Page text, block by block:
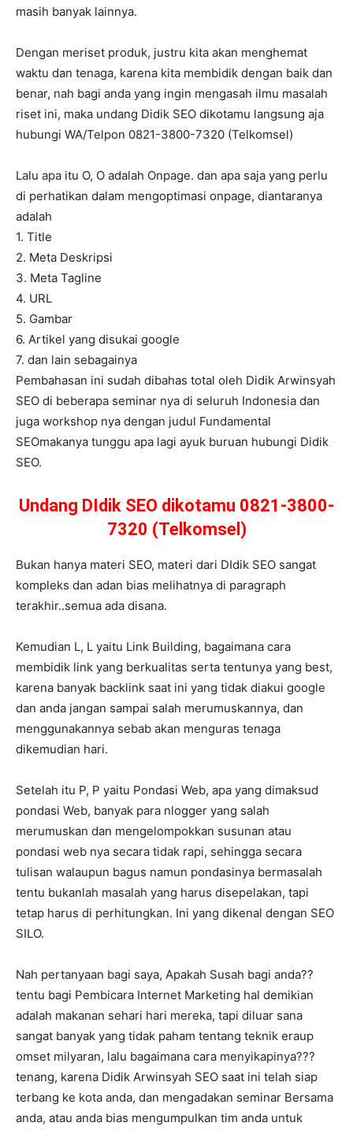
masih banyak lainnya.
Dengan meriset produk, justru kita akan menghemat
waktu dan tenaga, karena kita membidik dengan baik dan
benar, nah bagi anda yang ingin mengasah ilmu masalah
riset ini, maka undang Didik SEO dikotamu langsung aja
hubungi WA/Telpon 0821-3800-7320 (Telkomsel)
Lalu apa itu O, O adalah Onpage. dan apa saja yang perlu
di perhatikan dalam mengoptimasi onpage, diantaranya
adalah
1. Title
2. Meta Deskripsi
3. Meta Tagline
4. URL
5. Gambar
6. Artikel yang disukai google
7. dan lain sebagainya
Pembahasan ini sudah dibahas total oleh Didik Arwinsyah
SEO di beberapa seminar nya di seluruh Indonesia dan
juga workshop nya dengan judul Fundamental
SEOmakanya tunggu apa lagi ayuk buruan hubungi Didik
SEO.
Undang DIdik SEO dikotamu 0821-3800-
7320 (Telkomsel)
Bukan hanya materi SEO, materi dari DIdik SEO sangat
kompleks dan adan bias melihatnya di paragraph
terakhir..semua ada disana.
Kemudian L, L yaitu Link Building, bagaimana cara
membidik link yang berkualitas serta tentunya yang best,
karena banyak backlink saat ini yang tidak diakui google
dan anda jangan sampai salah merumuskannya, dan
menggunakannya sebab akan menguras tenaga
dikemudian hari.
Setelah itu P, P yaitu Pondasi Web, apa yang dimaksud
pondasi Web, banyak para nlogger yang salah
merumuskan dan mengelompokkan susunan atau
pondasi web nya secara tidak rapi, sehingga secara
tulisan walaupun bagus namun pondasinya bermasalah
tentu bukanlah masalah yang harus disepelakan, tapi
tetap harus di perhitungkan. Ini yang dikenal dengan SEO
SILO.
Nah pertanyaan bagi saya, Apakah Susah bagi anda??
tentu bagi Pembicara Internet Marketing hal demikian
adalah makanan sehari hari mereka, tapi diluar sana
sangat banyak yang tidak paham tentang teknik eraup
omset milyaran, lalu bagaimana cara menyikapinya???
tenang, karena Didik Arwinsyah SEO saat ini telah siap
terbang ke kota anda, dan mengadakan seminar Bersama
anda, atau anda bias mengumpulkan tim anda untuk